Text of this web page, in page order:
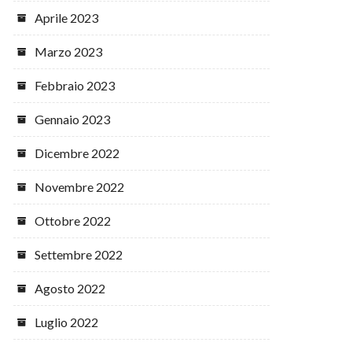
Aprile 2023
Marzo 2023
Febbraio 2023
Gennaio 2023
Dicembre 2022
Novembre 2022
Ottobre 2022
Settembre 2022
Agosto 2022
Luglio 2022